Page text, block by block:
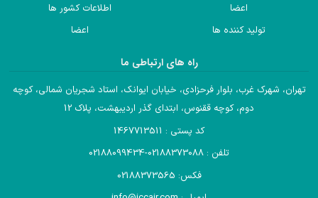
اعضا
تولید کننده ها
اطلاعات کشور ها
اعضا
راه های ارتباطی ما
تهران، شهرک غرب، بلوار فرحزادی، خیابان ایوانک، استاد شجریان شمالی، کوچه
دوم، کوچه ققنوس، ابتدای گذر اردیبهشت، پلاک 12
کد پستی : 1467713511
تلفن : 02188373088-02188099434
فکس: 02188373565